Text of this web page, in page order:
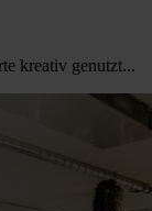
kreativ genutzt...